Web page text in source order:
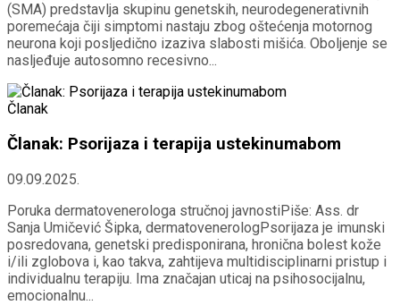
(SMA) predstavlja skupinu genetskih, neurodegenerativnih
poremećaja čiji simptomi nastaju zbog oštećenja motornog
neurona koji posljedično izaziva slabosti mišića. Oboljenje se
nasljeđuje autosomno recesivno...
Članak
Članak: Psorijaza i terapija ustekinumabom
09.09.2025.
Poruka dermatovenerologa stručnoj javnostiPiše: Ass. dr
Sanja Umičević Šipka, dermatovenerologPsorijaza je imunski
posredovana, genetski predisponirana, hronična bolest kože
i/ili zglobova i, kao takva, zahtijeva multidisciplinarni pristup i
individualnu terapiju. Ima značajan uticaj na psihosocijalnu,
emocionalnu...